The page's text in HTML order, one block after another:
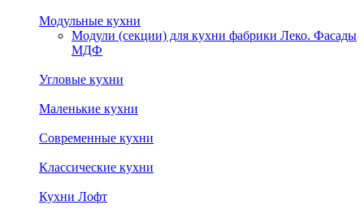
Модульные кухни
Модули (секции) для кухни фабрики Леко. Фасады
МДФ
Угловые кухни
Маленькие кухни
Современные кухни
Классические кухни
Кухни Лофт